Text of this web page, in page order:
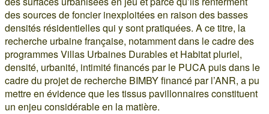
des sources de foncier inexploitées en raison des basses
densités résidentielles qui y sont pratiquées. A ce titre, la
recherche urbaine française, notamment dans le cadre des
programmes Villas Urbaines Durables et Habitat pluriel,
densité, urbanité, intimité financés par le PUCA puis dans le
cadre du projet de recherche BIMBY financé par l’ANR, a pu
mettre en évidence que les tissus pavillonnaires constituent
un enjeu considérable en la matière.